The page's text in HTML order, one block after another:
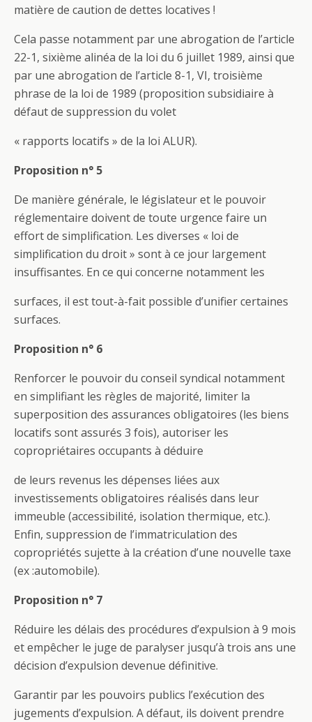
matière de caution de dettes locatives !
Cela passe notamment par une abrogation de l’article
22-1, sixième alinéa de la loi du 6 juillet 1989, ainsi que
par une abrogation de l’article 8-1, VI, troisième
phrase de la loi de 1989 (proposition subsidiaire à
défaut de suppression du volet
« rapports locatifs » de la loi ALUR).
Proposition n° 5
De manière générale, le législateur et le pouvoir
réglementaire doivent de toute urgence faire un
effort de simplification. Les diverses « loi de
simplification du droit » sont à ce jour largement
insuffisantes. En ce qui concerne notamment les
surfaces, il est tout-à-fait possible d’unifier certaines
surfaces.
Proposition n° 6
Renforcer le pouvoir du conseil syndical notamment
en simplifiant les règles de majorité, limiter la
superposition des assurances obligatoires (les biens
locatifs sont assurés 3 fois), autoriser les
copropriétaires occupants à déduire
de leurs revenus les dépenses liées aux
investissements obligatoires réalisés dans leur
immeuble (accessibilité, isolation thermique, etc.).
Enfin, suppression de l’immatriculation des
copropriétés sujette à la création d’une nouvelle taxe
(ex :automobile).
Proposition n° 7
Réduire les délais des procédures d’expulsion à 9 mois
et empêcher le juge de paralyser jusqu’à trois ans une
décision d’expulsion devenue définitive.
Garantir par les pouvoirs publics l’exécution des
jugements d’expulsion. A défaut, ils doivent prendre